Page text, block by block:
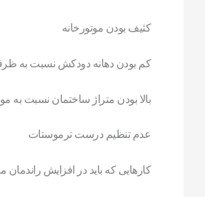
کثیف بودن موتورخانه
کم بودن دهانه دودکش نسبت به
بالا بودن متراژ ساختمان نسبت به
عدم تنظيم درست ترموستات
کارهایی که باید در افزایش